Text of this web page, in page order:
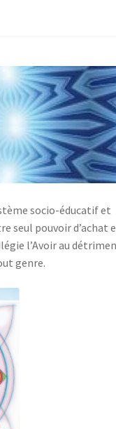
socio-éducatif et
seul pouvoir d’achat
l’Avoir au
genre.